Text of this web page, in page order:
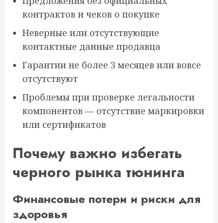
контрактов и чеков о покупке
Неверные или отсутствующие
контактные данные продавца
Гарантии не более 3 месяцев или вовсе
отсутствуют
Проблемы при проверке легальности
компонентов — отсутствие маркировки
или сертификатов
Почему важно избегать
черного рынка тюнинга
Финансовые потери и риски для
здоровья